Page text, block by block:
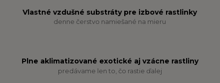
Vlastné vzdušné substráty pre izbové rastlinky
denne čerstvo namiešané na mieru
Plne aklimatizované exotické aj vzácne rastliny
predávame len to, čo rastie ďalej